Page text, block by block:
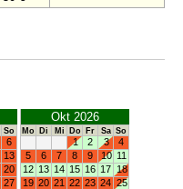
So
6
13
20
27
Okt 2026
Mo Di Mi Do Fr Sa So
1 2 3
4
5
6 7 8 9 10 11
12 13 14 15 16 17 18
19 20 21 22 23 24 25